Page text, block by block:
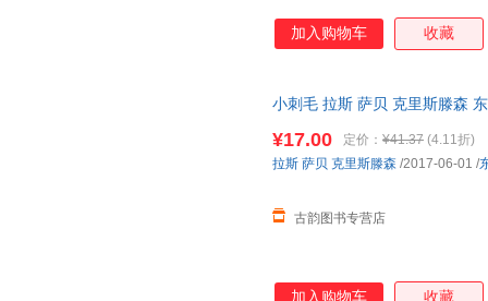
加入购物车 收藏
小刺毛 拉斯 萨贝 克里斯滕森
¥17.00 定价： ¥41.37 (4.11折)
古韵图书专营店
拉斯 萨贝 克里斯滕森 /2017-06-01 /
加入购物车 收藏